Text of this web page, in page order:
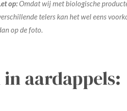
op:Omdat wij met biologische
telers kan het wel eens
op de foto.
aardappels: